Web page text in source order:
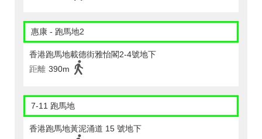
惠康 - 跑馬地2
香港跑馬地載德街雅怡閣2-4號地下
距離 390m
7-11 跑馬地
香港跑馬地黃泥涌道 15 號地下